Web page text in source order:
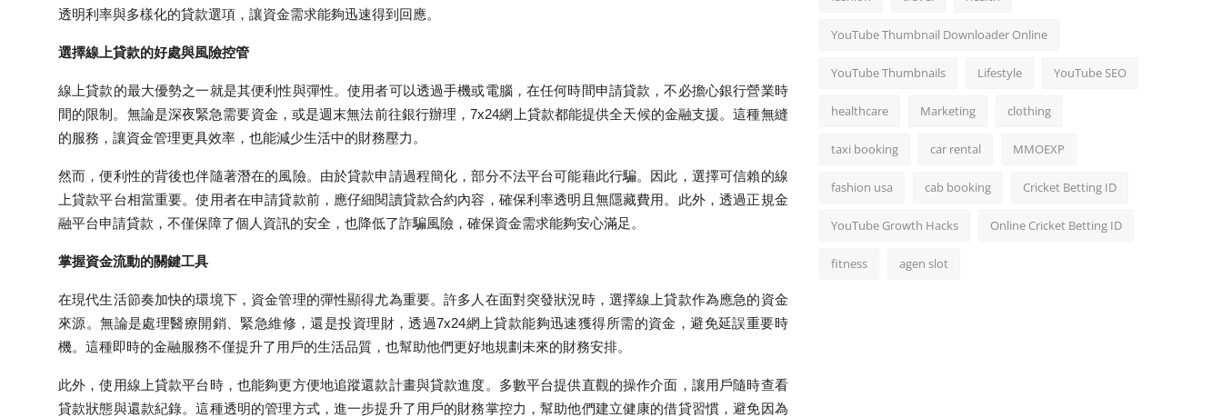
How To
Support Number
透明利率與多樣化的貸款選項，讓資金需求能夠迅速得到回應。
選擇線上貸款的好處與風險控管
線上貸款的最大優勢之一就是其便利性與彈性。使用者可以透過手機或電腦，在任何時間申請貸款，不必擔心銀行營業時
間的限制。無論是深夜緊急需要資金，或是週末無法前往銀行辦理，7x24網上貸款都能提供全天候的金融支援。這種無縫
的服務，讓資金管理更具效率，也能減少生活中的財務壓力。
然而，便利性的背後也伴隨著潛在的風險。由於貸款申請過程簡化，部分不法平台可能藉此行騙。因此，選擇可信賴的線
上貸款平台相當重要。使用者在申請貸款前，應仔細閱讀貸款合約內容，確保利率透明且無隱藏費用。此外，透過正規金
融平台申請貸款，不僅保障了個人資訊的安全，也降低了詐騙風險，確保資金需求能夠安心滿足。
掌握資金流動的關鍵工具
在現代生活節奏加快的環境下，資金管理的彈性顯得尤為重要。許多人在面對突發狀況時，選擇線上貸款作為應急的資金
來源。無論是處理醫療開銷、緊急維修，還是投資理財，透過7x24網上貸款能夠迅速獲得所需的資金，避免延誤重要時
機。這種即時的金融服務不僅提升了用戶的生活品質，也幫助他們更好地規劃未來的財務安排。
此外，使用線上貸款平台時，也能夠更方便地追蹤還款計畫與貸款進度。多數平台提供直觀的操作介面，讓用戶隨時查看
貸款狀態與還款紀錄。這種透明的管理方式，進一步提升了用戶的財務掌控力，幫助他們建立健康的借貸習慣，避免因為
YouTube Thumbnail Downloader Online
YouTube Thumbnails Lifestyle YouTube SEO
healthcare Marketing clothing
taxi booking car rental MMOEXP
fashion usa cab booking Cricket Betting ID
YouTube Growth Hacks Online Cricket Betting ID
fitness agen slot